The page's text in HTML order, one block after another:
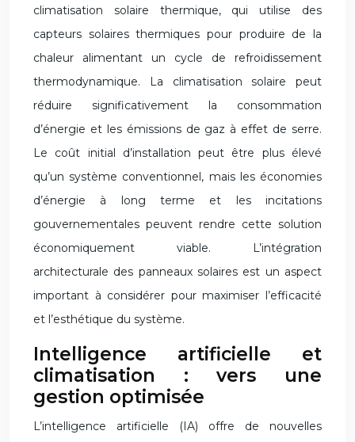
climatisation solaire thermique, qui utilise des
capteurs solaires thermiques pour produire de la
chaleur alimentant un cycle de refroidissement
thermodynamique. La climatisation solaire peut
réduire significativement la consommation
d’énergie et les émissions de gaz à effet de serre.
Le coût initial d’installation peut être plus élevé
qu’un système conventionnel, mais les économies
d’énergie à long terme et les incitations
gouvernementales peuvent rendre cette solution
économiquement viable. L’intégration
architecturale des panneaux solaires est un aspect
important à considérer pour maximiser l’efficacité
et l’esthétique du système.
Intelligence artificielle et
climatisation : vers une
gestion optimisée
L’intelligence artificielle (IA) offre de nouvelles